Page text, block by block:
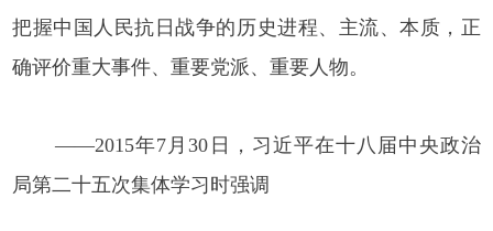
把握中国人民抗日战争的历史进程、主流、本质，正
确评价重大事件、重要党派、重要人物。
——2015年7月30日，习近平在十八届中央政治
局第二十五次集体学习时强调